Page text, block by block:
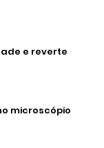
e reverte
microscópio